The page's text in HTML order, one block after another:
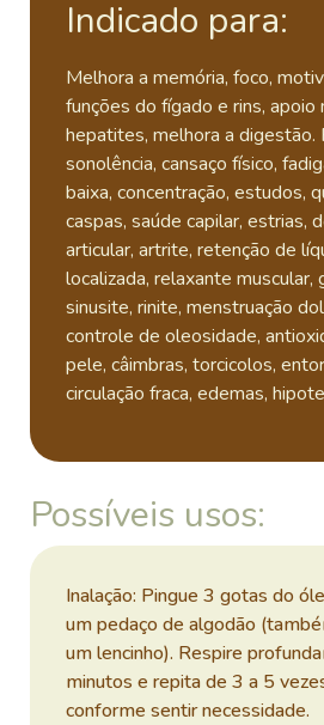
Indicado para:
Melhora a memória, foco,
funções do fígado e rins,
hepatites, melhora a digestão.
sonolência, cansaço físico,
baixa, concentração, estudos,
caspas, saúde capilar, estrias,
articular, artrite, retenção de
localizada, relaxante muscular,
sinusite, rinite, menstruação
controle de oleosidade,
pele, câimbras, torcicolos,
circulação fraca, edemas,
Possíveis usos:
Inalação: Pingue 3 gotas do
um pedaço de algodão
um lencinho). Respire
minutos e repita de 3 a 5
conforme sentir necessidade.